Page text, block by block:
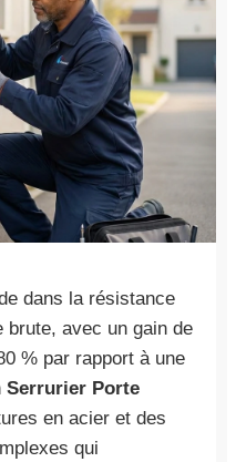
dans la résistance
brute, avec un gain de
% par rapport à une
Serrurier Porte
en acier et des
qui